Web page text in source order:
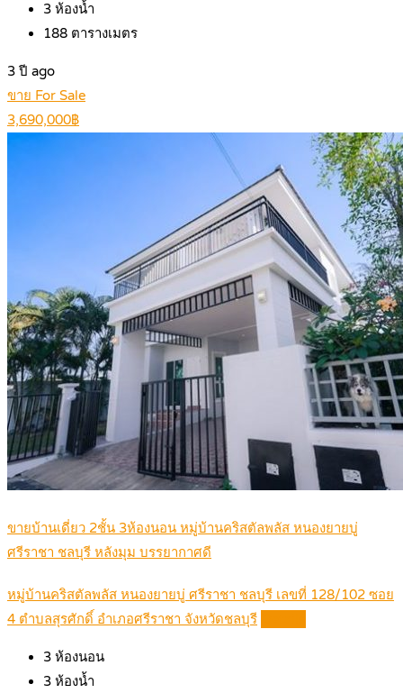
3 ห้องน้ำ
188 ตารางเมตร
3 ปี ago
ขาย For Sale
3,690,000฿
ขายบ้านเดี่ยว 2ชั้น 3ห้องนอน หมู่บ้านคริสตัลพลัส หนองยายบู่
ศรีราชา ชลบุรี หลังมุม บรรยากาศดี
หมู่บ้านคริสตัลพลัส หนองยายบู่ ศรีราชา ชลบุรี เลขที่ 128/102 ซอย
4 ตำบลสุรศักดิ์ อำเภอศรีราชา จังหวัดชลบุรี
3 ห้องนอน
3 ห้องน้ำ